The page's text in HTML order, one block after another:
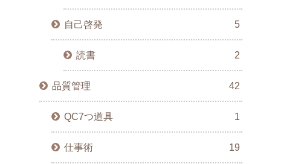
自己啓発 5
読書 2
品質管理 42
QC7つ道具 1
仕事術 19